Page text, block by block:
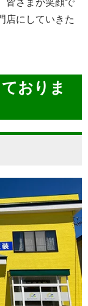
店にしていきた
おりま